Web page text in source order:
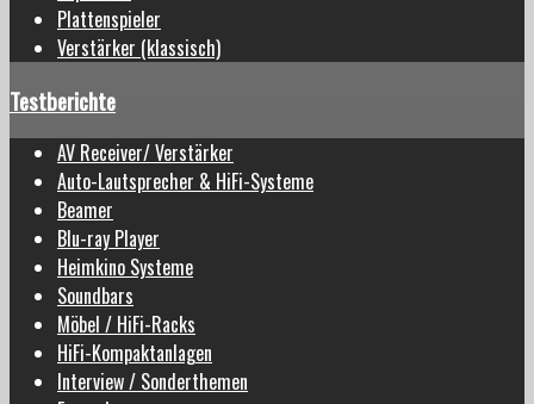
Plattenspieler
Verstärker (klassisch)
Testberichte
AV Receiver/ Verstärker
Auto-Lautsprecher & HiFi-Systeme
Beamer
Blu-ray Player
Heimkino Systeme
Soundbars
Möbel / HiFi-Racks
HiFi-Kompaktanlagen
Interview / Sonderthemen